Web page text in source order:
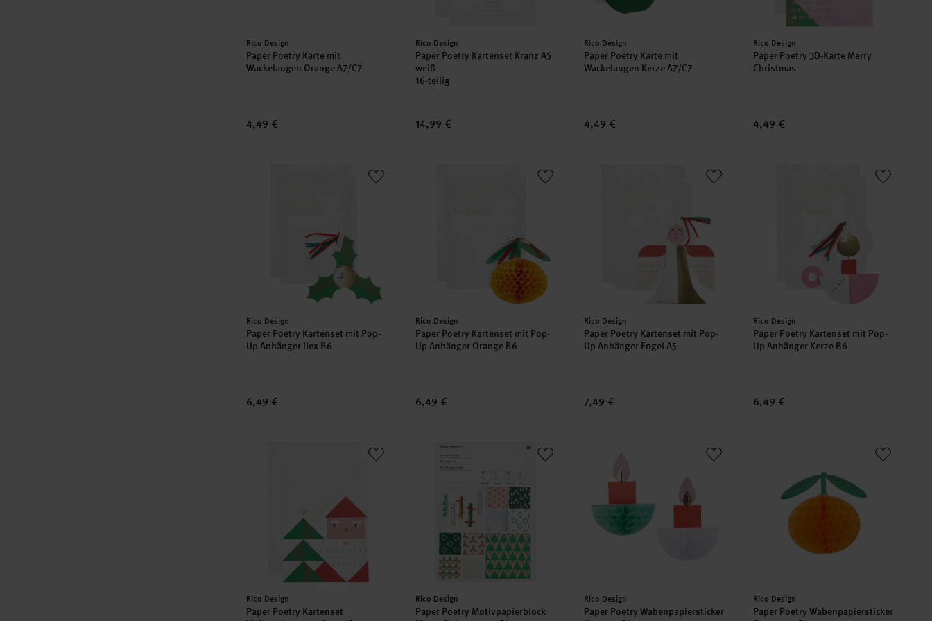
Hersteller:
Rico Design
Paper Poetry Karte mit
Wackelaugen Orange A7/C7
4,49 €
Hersteller:
Rico Design
Paper Poetry Kartenset Kranz A5
weiß
16-teilig
14,99 €
Hersteller:
Rico Design
Paper Poetry Karte mit
Wackelaugen Kerze A7/C7
4,49 €
Hersteller:
Rico Design
Paper Poetry 3D-Karte Merry
Christmas
4,49 €
Hersteller:
Rico Design
Paper Poetry Kartenset mit Pop-
Up Anhänger Ilex B6
6,49 €
Hersteller:
Rico Design
Paper Poetry Kartenset mit Pop-
Up Anhänger Orange B6
6,49 €
Hersteller:
Rico Design
Paper Poetry Kartenset mit Pop-
Up Anhänger Engel A5
7,49 €
Hersteller:
Rico Design
Paper Poetry Kartenset mit Pop-
Up Anhänger Kerze B6
6,49 €
Hersteller:
Rico Design
Paper Poetry Kartenset
Hersteller:
Rico Design
Paper Poetry Motivpapierblock
Hersteller:
Rico Design
Paper Poetry Wabenpapiersticker
Hersteller:
Rico Design
Paper Poetry Wabenpapiersticker